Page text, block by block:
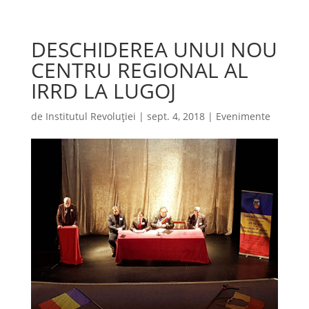
DESCHIDEREA UNUI NOU
CENTRU REGIONAL AL
IRRD LA LUGOJ
de Institutul Revoluției | sept. 4, 2018| Evenimente